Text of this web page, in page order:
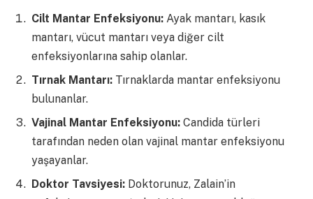
Cilt Mantar Enfeksiyonu: Ayak mantarı, kasık
mantarı, vücut mantarı veya diğer cilt
enfeksiyonlarına sahip olanlar.
Tırnak Mantarı: Tırnaklarda mantar enfeksiyonu
bulunanlar.
Vajinal Mantar Enfeksiyonu: Candida türleri
tarafından neden olan vajinal mantar enfeksiyonu
yaşayanlar.
Doktor Tavsiyesi: Doktorunuz, Zalain’in